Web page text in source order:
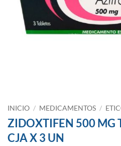
INICIO / MEDICAMENTOS /
ZIDOXTIFEN 500 MG
CJA X 3 UN